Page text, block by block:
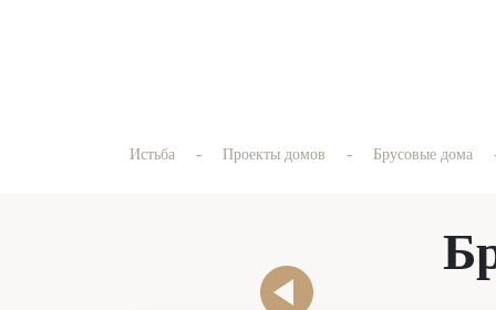
Истьба - Проекты домов - Брусовые дома